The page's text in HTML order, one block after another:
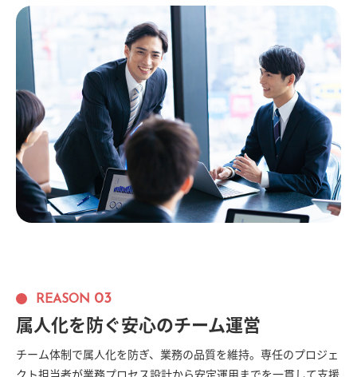
REASON 03
属人化を防ぐ安心のチーム運営
チーム体制で属人化を防ぎ、業務の品質を維持。専任のプロジェ